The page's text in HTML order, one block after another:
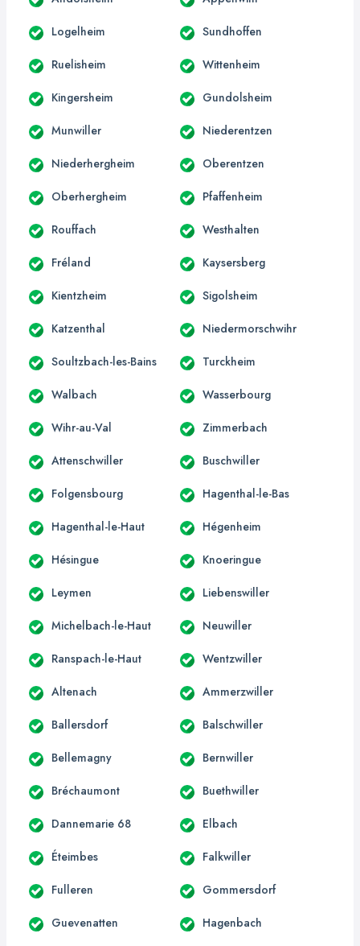
Logelheim Sundhoffen
Ruelisheim Wittenheim
Kingersheim Gundolsheim
Munwiller Niederentzen
Niederhergheim Oberentzen
Oberhergheim Pfaffenheim
Rouffach Westhalten
Fréland Kaysersberg
Kientzheim Sigolsheim
Katzenthal Niedermorschwihr
Soultzbach-les-Bains Turckheim
Walbach Wasserbourg
Wihr-au-Val Zimmerbach
Attenschwiller Buschwiller
Folgensbourg Hagenthal-le-Bas
Hagenthal-le-Haut Hégenheim
Hésingue Knoeringue
Leymen Liebenswiller
Michelbach-le-Haut Neuwiller
Ranspach-le-Haut Wentzwiller
Altenach Ammerzwiller
Ballersdorf Balschwiller
Bellemagny Bernwiller
Bréchaumont Buethwiller
Dannemarie 68 Elbach
Éteimbes Falkwiller
Fulleren Gommersdorf
Guevenatten Hagenbach